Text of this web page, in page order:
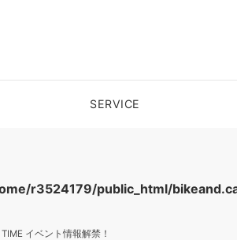
SERVICE
r3524179/public_html/
イベント情報解禁！